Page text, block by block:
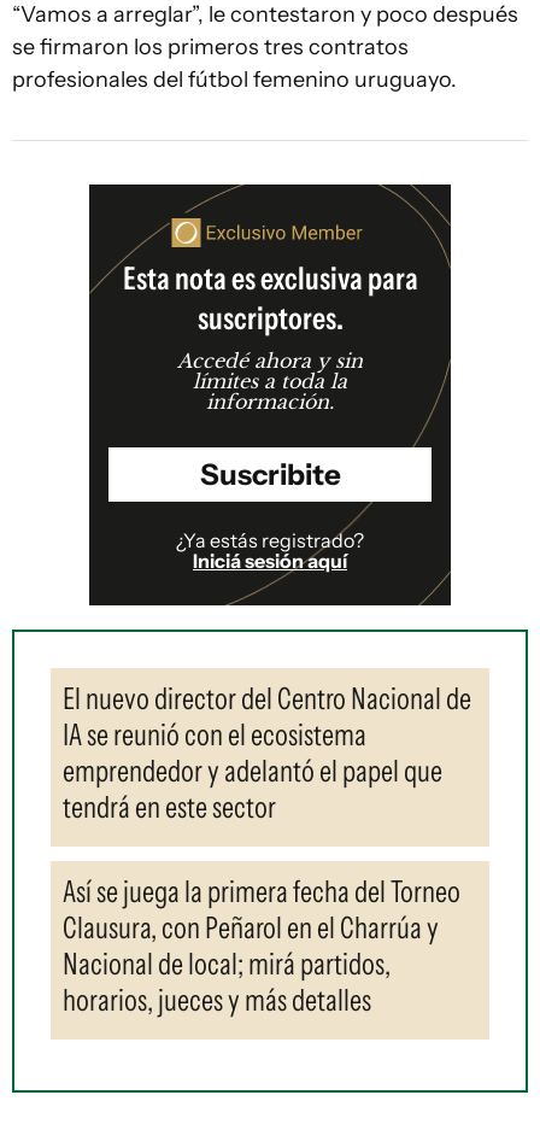
“Vamos a arreglar”, le contestaron y poco después
se firmaron los primeros tres contratos
profesionales del fútbol femenino uruguayo.
Esta nota es exclusiva para
suscriptores.
Accedé ahora y sin
límites a toda la
información.
Suscribite
¿Ya estás registrado?
Iniciá sesión aquí
El nuevo director del Centro Nacional de
IA se reunió con el ecosistema
emprendedor y adelantó el papel que
tendrá en este sector
Así se juega la primera fecha del Torneo
Clausura, con Peñarol en el Charrúa y
Nacional de local; mirá partidos,
horarios, jueces y más detalles